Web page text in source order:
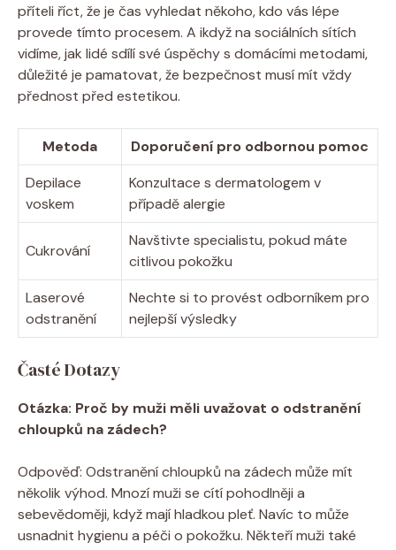
příteli říct, že je čas vyhledat někoho, kdo vás lépe
provede tímto procesem. A ikdyž na sociálních sítích
vidíme, jak lidé sdílí své úspěchy s domácími metodami,
důležité je pamatovat, že bezpečnost musí mít vždy
přednost před estetikou.
Metoda
Doporučení pro odbornou pomoc
Depilace
voskem
Konzultace s dermatologem v
případě alergie
Cukrování
Navštivte specialistu, pokud máte
citlivou pokožku
Laserové
odstranění
Nechte si to provést odborníkem pro
nejlepší výsledky
Časté Dotazy
Otázka: Proč by muži měli uvažovat o odstranění
chloupků na zádech?
Odpověď: Odstranění chloupků na zádech může mít
několik výhod. Mnozí muži se cítí pohodlněji a
sebevědoměji, když mají hladkou pleť. Navíc to může
usnadnit hygienu a péči o pokožku. Někteří muži také